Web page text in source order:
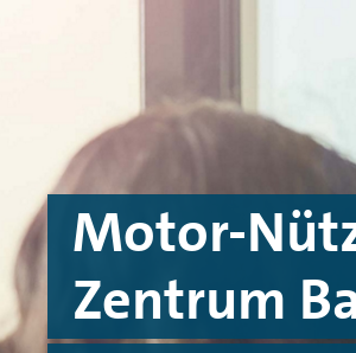
Motor-
Zentrum